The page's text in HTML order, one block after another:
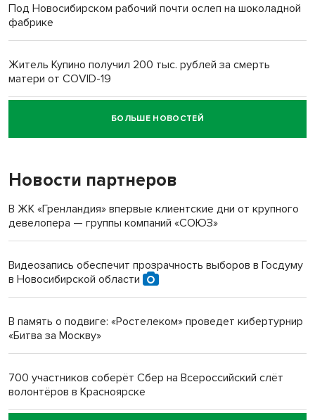
Под Новосибирском рабочий почти ослеп на шоколадной
фабрике
Житель Купино получил 200 тыс. рублей за смерть
матери от COVID-19
Новосибирский суд наказал водителя за смерть
пенсионерки на вокзале
«Мы живём на пастбище!»: в новосибирском селе лошади
терроризируют жителей
Инвалид получил условный срок за избиение врачей
Новосибирский преподаватель с женой вошли в топ-16
Обновлённое отделение ВТБ открылось в Искитиме
БОЛЬШЕ НОВОСТЕЙ
Новости партнеров
В ЖК «Гренландия» впервые клиентские дни от крупного
девелопера — группы компаний «СОЮЗ»
Видеозапись обеспечит прозрачность выборов в Госдуму
в Новосибирской области
В память о подвиге: «Ростелеком» проведет кибертурнир
«Битва за Москву»
700 участников соберёт Сбер на Всероссийский слёт
волонтёров в Красноярске